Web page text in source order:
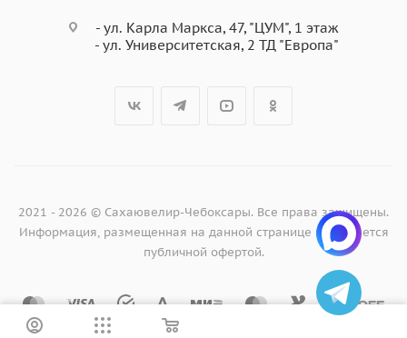
- ул. Карла Маркса, 47, "ЦУМ", 1 этаж
- ул. Университетская, 2 ТД "Европа"
2021 - 2026 © Сахаювелир-Чебоксары. Все права защищены.
Информация, размещенная на данной странице не является
публичной офертой.